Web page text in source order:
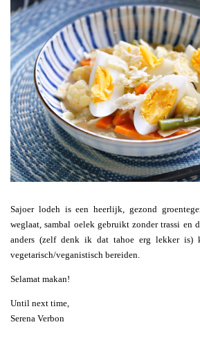
Sajoer lodeh is een heerlijk, gezond
weglaat, sambal oelek gebruikt zonder trassi en
anders (zelf denk ik dat tahoe erg lekker is)
vegetarisch/veganistisch bereiden.
Selamat makan!
Until next time,
Serena Verbon